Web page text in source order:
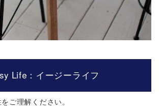
Life：イージーライフ
ご理解ください。